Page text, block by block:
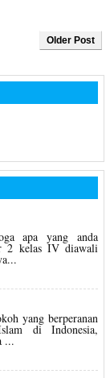
Older Post
apa yang anda
2 kelas IV diawali
yang berperanan
di Indonesia,
...